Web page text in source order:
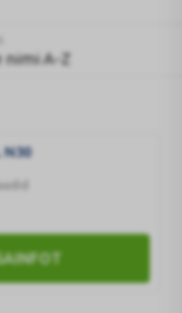
nimi A-Z
N30